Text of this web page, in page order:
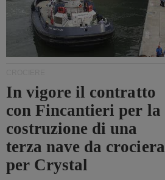
In vigore il contratto
con Fincantieri per la
costruzione di una
terza nave da crociera
per Crystal